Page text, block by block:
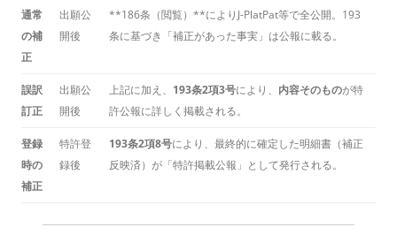
通常
の補
正
出願公
開後
**186条（閲覧）**によりJ-PlatPat等で全公開。193
条に基づき「補正があった事実」は公報に載る。
誤訳
訂正
出願公
開後
上記に加え、 193条2項3号により、 内容そのものが特
許公報に詳しく掲載される。
登録
時の
補正
特許登
録後
193条2項8号により、最終的に確定した明細書（補正
反映済）が「特許掲載公報」として発行される。